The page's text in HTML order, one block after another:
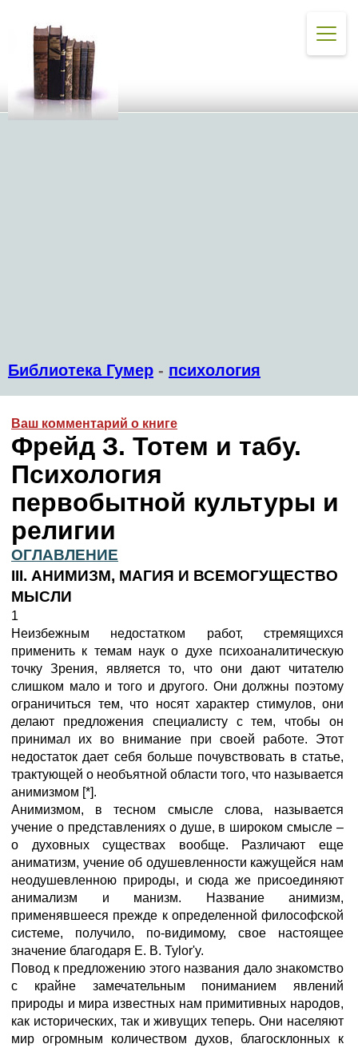
Библиотека Гумер - психология
Ваш комментарий о книге
Фрейд З. Тотем и табу.
Психология
первобытной культуры и
религии
ОГЛАВЛЕНИЕ
III. АНИМИЗМ, МАГИЯ И ВСЕМОГУЩЕСТВО
МЫСЛИ
1
Неизбежным недостатком работ, стремящихся
применить к темам наук о духе психоаналитическую
точку Зрения, является то, что они дают читателю
слишком мало и того и другого. Они должны поэтому
ограничиться тем, что носят характер стимулов, они
делают предложения специалисту с тем, чтобы он
принимал их во внимание при своей работе. Этот
недостаток дает себя больше почувствовать в статье,
трактующей о необъятной области того, что называется
анимизмом [*].
Анимизмом, в тесном смысле слова, называется
учение о представлениях о душе, в широком смысле –
о духовных существах вообще. Различают еще
аниматизм, учение об одушевленности кажущейся нам
неодушевленною природы, и сюда же присоединяют
анимализм и манизм. Название анимизм,
применявшееся прежде к определенной философской
системе, получило, по-видимому, свое настоящее
значение благодаря Е. В. Tylor'y.
Повод к предложению этого названия дало знакомство
с крайне замечательным пониманием явлений
природы и мира известных нам примитивных народов,
как исторических, так и живущих теперь. Они населяют
мир огромным количеством духов, благосклонных к